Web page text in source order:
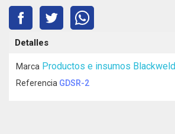
Detalles
Marca Productos e insumos Blackweld
Referencia GDSR-2